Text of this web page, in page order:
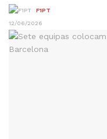
F1PT
12/06/2026